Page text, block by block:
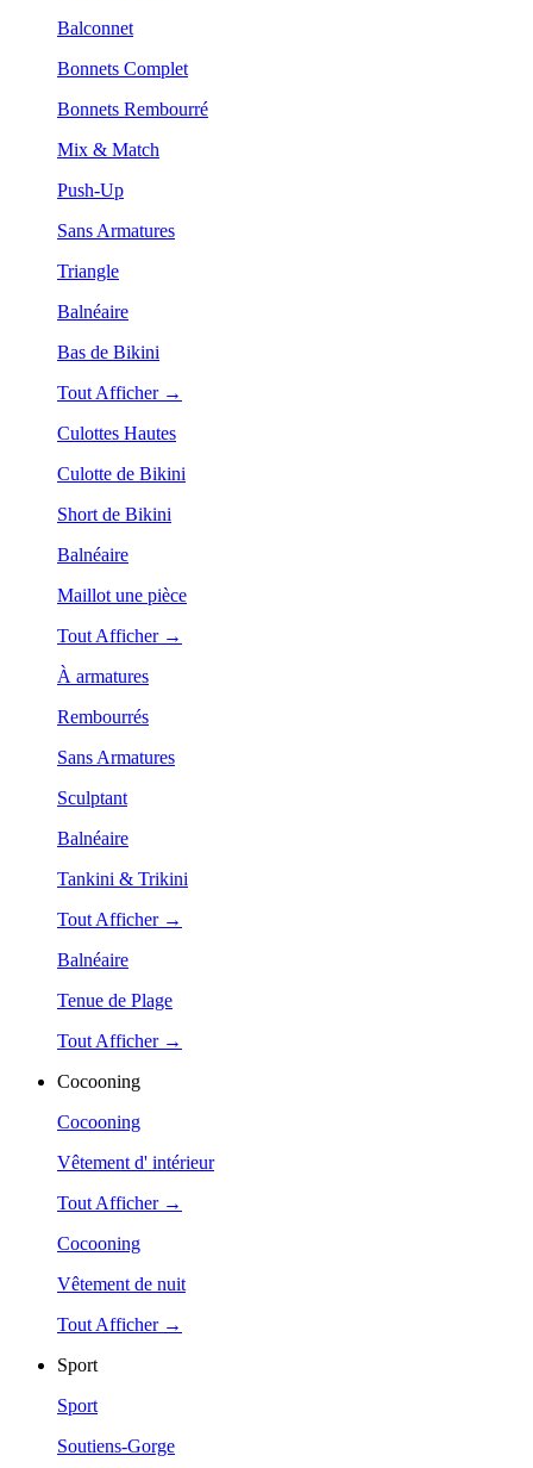
Balconnet
Bonnets Complet
Bonnets Rembourré
Mix & Match
Push-Up
Sans Armatures
Triangle
Balnéaire
Bas de Bikini
Tout Afficher →
Culottes Hautes
Culotte de Bikini
Short de Bikini
Balnéaire
Maillot une pièce
Tout Afficher →
À armatures
Rembourrés
Sans Armatures
Sculptant
Balnéaire
Tankini & Trikini
Tout Afficher →
Balnéaire
Tenue de Plage
Tout Afficher →
Cocooning
Cocooning
Vêtement d' intérieur
Tout Afficher →
Cocooning
Vêtement de nuit
Tout Afficher →
Sport
Sport
Soutiens-Gorge